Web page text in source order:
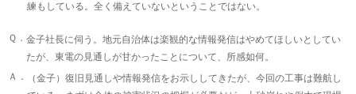
練もしている。全く備えていないということではない。
Ｑ． 金子社長に伺う。地元自治体は楽観的な情報発信はやめてほしいとしてい
たが、東電の見通しが甘かったことについて、所感如何。
Ａ．
（金子）復旧見通しや情報発信をお示ししてきたが、今回の工事は難航し